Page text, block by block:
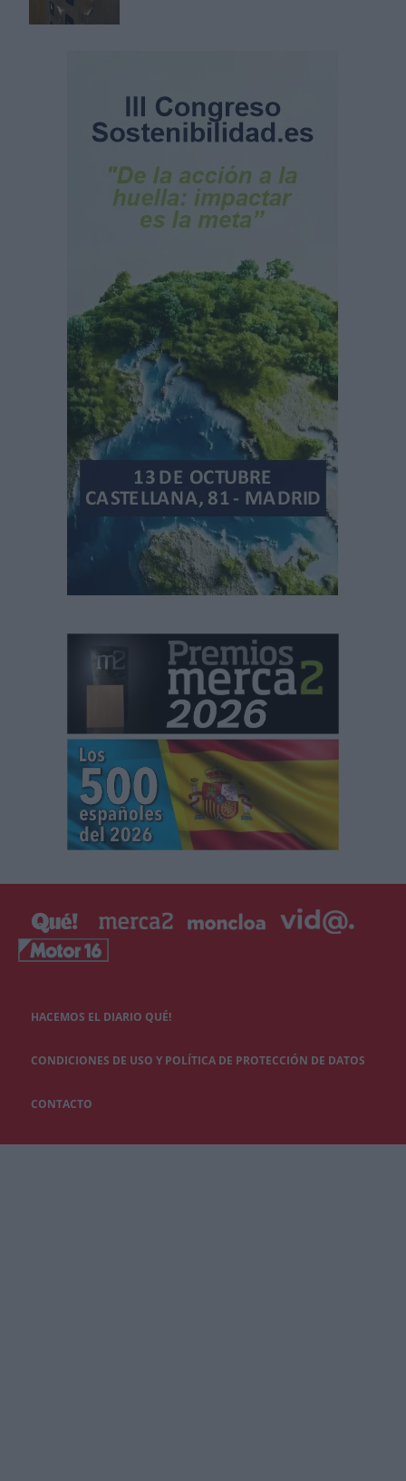
HACEMOS EL DIARIO QUÉ!
CONDICIONES DE USO Y POLÍTICA DE PROTECCIÓN DE DATOS
CONTACTO